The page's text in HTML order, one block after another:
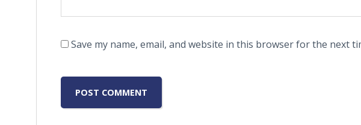
Save my name, email, and website in this browser for the next